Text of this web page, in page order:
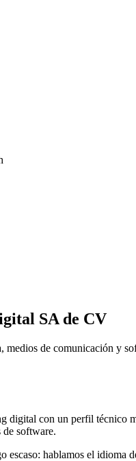
SA de CV
medios de comunicación y
digital con un perfil técnico
de software.
escaso: hablamos el idioma